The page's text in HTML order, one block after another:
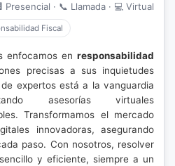
Presencial · 📞 Llamada · 💻 Virtual
Fiscal
enfocamos en responsabilidad
precisas a sus inquietudes
expertos está a la vanguardia
asesorías virtuales
Transformamos el mercado
innovadoras, asegurando
paso. Con nosotros, resolver
y eficiente, siempre a un